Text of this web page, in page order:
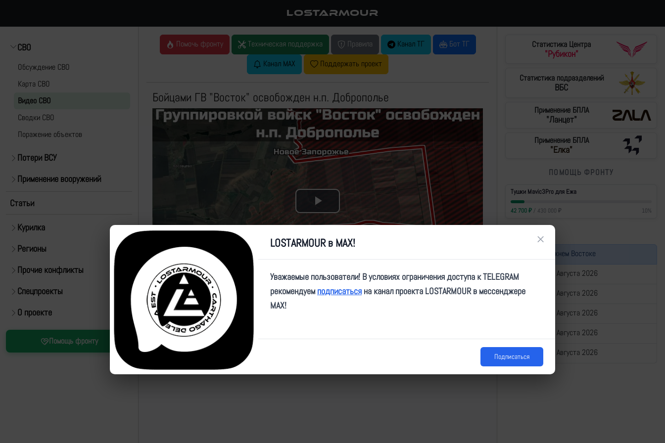
LOSTARMOUR
СВО
Обсуждение СВО
Карта СВО
Видео СВО
Cводки СВО
Поражение объектов
Потери ВСУ
Применение вооружений
Статьи
Курилка
Регионы
Прочие конфликты
Спецпроекты
О проекте
Помощь фронту
Помочь фронту Техническая поддержка Правила Канал ТГ
Бот ТГ
Канал MAX
Поддержать проект
Бойцами ГВ "Восток" освобожден н.п. Доброполье
Play
Video
Статистика Центра
"Рубикон"
Статистика подразделений
ВБС
Применение БПЛА
"Ланцет"
Применение БПЛА
"Елка"
ПОМОЩЬ ФРОНТУ
Тушки Mavic3Pro для Ежа
42 700₽/ 430 000 ₽ 10%
Война на Ближнем Востоке
Сводка за 07 Августа 2026
Сводка за 06 Августа 2026
Сводка за 05 Августа 2026
Сводка за 04 Августа 2026
Сводка за 03 Августа 2026
LOSTARMOUR в MAX! ×
Уважаемые пользователи! В условиях ограничения доступа к TELEGRAM
рекомендуем подписаться на канал проекта LOSTARMOUR в мессенджере
MAX!
Подписаться